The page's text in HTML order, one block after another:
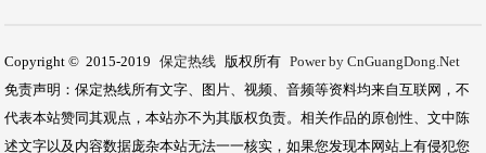
Copyright © 2015-2019 保定热线 版权所有 Power by CnGuangDong.Net
免责声明：保定热线所有文字、图片、视频、音频等资料均来自互联网，不
代表本站赞同其观点，本站亦不为其版权负责。相关作品的原创性、文中陈
述文字以及内容数据庞杂本站无法一一核实，如果您发现本网站上有侵犯您